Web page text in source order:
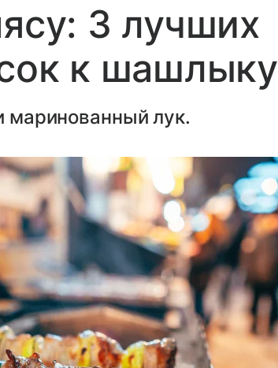
3 лучших
к шашлыку
маринованный лук.